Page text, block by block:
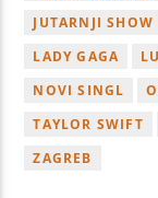
JUTARNJI SHOW
LADY GAGA
NOVI SINGL
TAYLOR SWIFT
ZAGREB